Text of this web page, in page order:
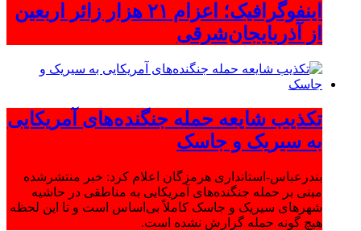
اینفوگرافیک؛ اعزام ۲۱ هزار زائر اربعین
از آذربایجان‌شرقی
تکذیب شایعه حمله جنگنده‌های آمریکایی
به سیریک و جاسک
بندرعباس-استانداری هرمزگان اعلام کرد: خبر منتشرشده
مبنی بر حمله جنگنده‌های آمریکایی به مناطقی در حاشیه
شهرهای سیریک و جاسک کاملاً بی‌اساس است و تا این لحظه
هیچ گونه حمله گزارش نشده است.